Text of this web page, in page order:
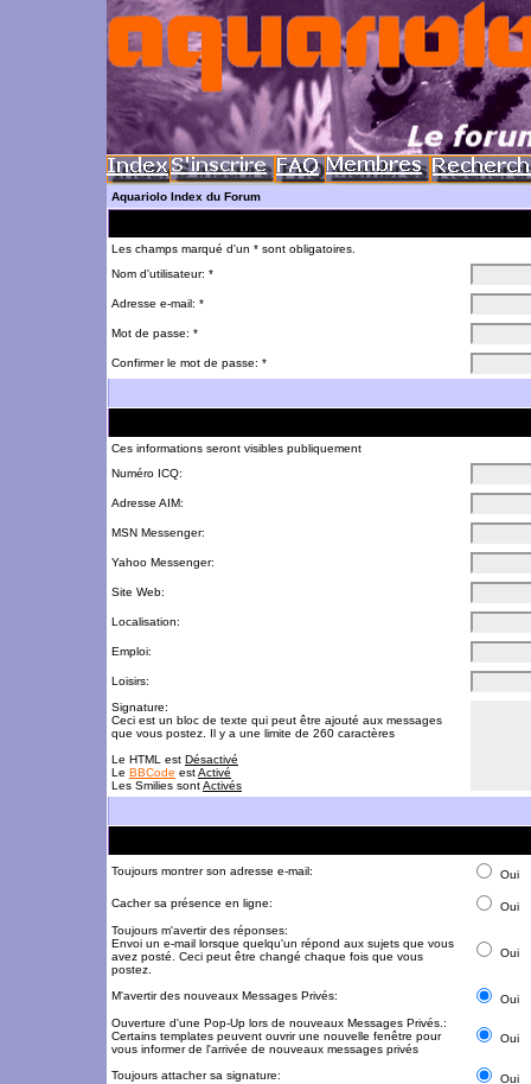
Aquariolo Index du Forum
Les champs marqué d'un * sont obligatoires.
Nom d'utilisateur: *
Adresse e-mail: *
Mot de passe: *
Confirmer le mot de passe: *
Ces informations seront visibles publiquement
Numéro ICQ:
Adresse AIM:
MSN Messenger:
Yahoo Messenger:
Site Web:
Localisation:
Emploi:
Loisirs:
Signature:
Ceci est un bloc de texte qui peut être ajouté aux messages
que vous postez. Il y a une limite de 260 caractères
Le HTML est Désactivé
Le BBCode estActivé
Les Smilies sontActivés
Toujours montrer son adresse e-mail: Oui
Cacher sa présence en ligne:
Oui
Toujours m'avertir des réponses:
Envoi un e-mail lorsque quelqu'un répond aux sujets que vous
avez posté. Ceci peut être changé chaque fois que vous
postez.
Oui
M'avertir des nouveaux Messages Privés:
Oui
Ouverture d'une Pop-Up lors de nouveaux Messages Privés.:
Certains templates peuvent ouvrir une nouvelle fenêtre pour
vous informer de l'arrivée de nouveaux messages privés
Oui
Toujours attacher sa signature: Oui